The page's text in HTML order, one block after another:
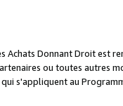
Donnant Droit est
ou toutes autres
s'appliquent au